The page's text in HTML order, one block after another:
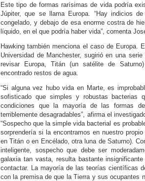
Este tipo de formas rarísimas de vida podría
Júpiter, que se llama Europa. “Hay indicios
congelado, y debajo de esa enorme costra de
líquido, en el que podría haber vida”, comenta
Hawking también menciona el caso de Europa.
Universidad de Manchester, sugirió en una
revisar Europa, Titán (un satélite de
encontrado restos de agua.
“Si alguna vez hubo vida en Marte, es
sofisticado que simples y robustas bacterias
condiciones que la mayoría de las formas
terriblemente desagradables”, afirma el
“Sospecho que la simple vida bacterial es
sorprendería si la encontramos en nuestro
en Titán o en Encélado, otra luna de Saturno).
inteligente, sospecho que debe ser
galaxia tan vasta, resulta bastante
contactar. La mayoría de las teorías científicas
con la premisa de que la Tierra y sus ocupantes